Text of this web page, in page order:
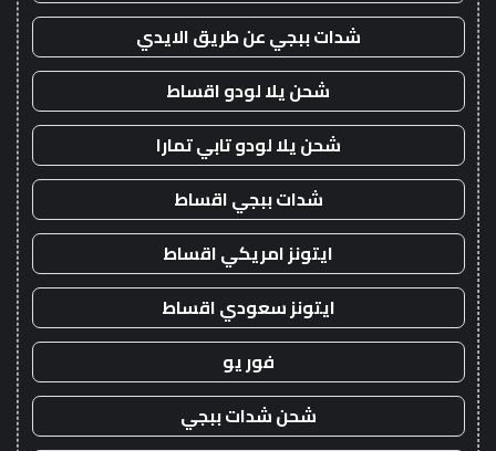
شدات ببجي عن طريق الايدي
شحن يلا لودو اقساط
شحن يلا لودو تابي تمارا
شدات ببجي اقساط
ايتونز امريكي اقساط
ايتونز سعودي اقساط
فور يو
شحن شدات ببجي